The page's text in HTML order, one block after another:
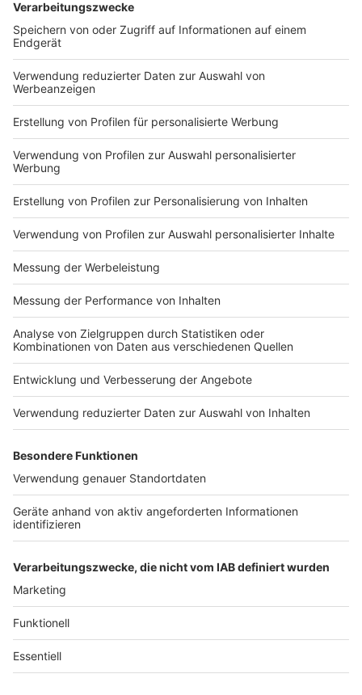
DEINE GEMERKTEN ARTIKEL
Du hast dir noch keine Artikel gemerkt
Markiere sie hierfür mit einem
Impressum
Nutzungsbedingungen
Jobs
Presse
Werben
Archiv
ANTENNE BAYERN GROUP
Stiftung ANTENNE BAYERN
hilft
Teilnahmebedingungen
Grounding Page ANTENNE
BAYERN
Kontakt
Studio-Hotline
Verkehrs-Hotline
Datenschutz­erklärung
Newsletter